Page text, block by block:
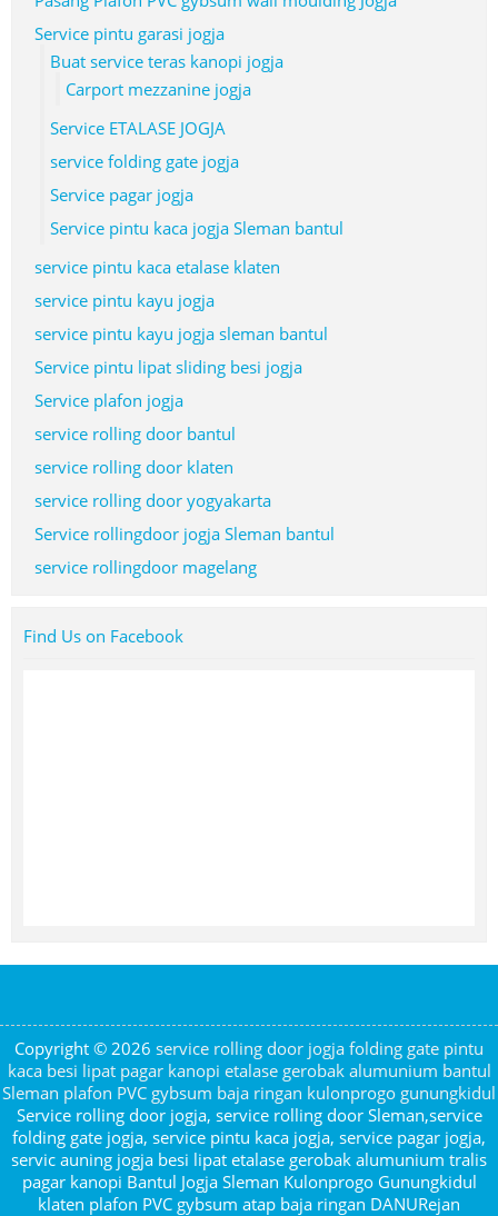
Service pintu garasi jogja
Buat service teras kanopi jogja
Carport mezzanine jogja
Service ETALASE JOGJA
service folding gate jogja
Service pagar jogja
Service pintu kaca jogja Sleman bantul
service pintu kaca etalase klaten
service pintu kayu jogja
service pintu kayu jogja sleman bantul
Service pintu lipat sliding besi jogja
Service plafon jogja
service rolling door bantul
service rolling door klaten
service rolling door yogyakarta
Service rollingdoor jogja Sleman bantul
service rollingdoor magelang
Find Us on Facebook
Copyright © 2026 service rolling door jogja folding gate pintu
kaca besi lipat pagar kanopi etalase gerobak alumunium bantul
Sleman plafon PVC gybsum baja ringan kulonprogo gunungkidul
Service rolling door jogja, service rolling door Sleman,service
folding gate jogja, service pintu kaca jogja, service pagar jogja,
servic auning jogja besi lipat etalase gerobak alumunium tralis
pagar kanopi Bantul Jogja Sleman Kulonprogo Gunungkidul
klaten plafon PVC gybsum atap baja ringan DANURejan